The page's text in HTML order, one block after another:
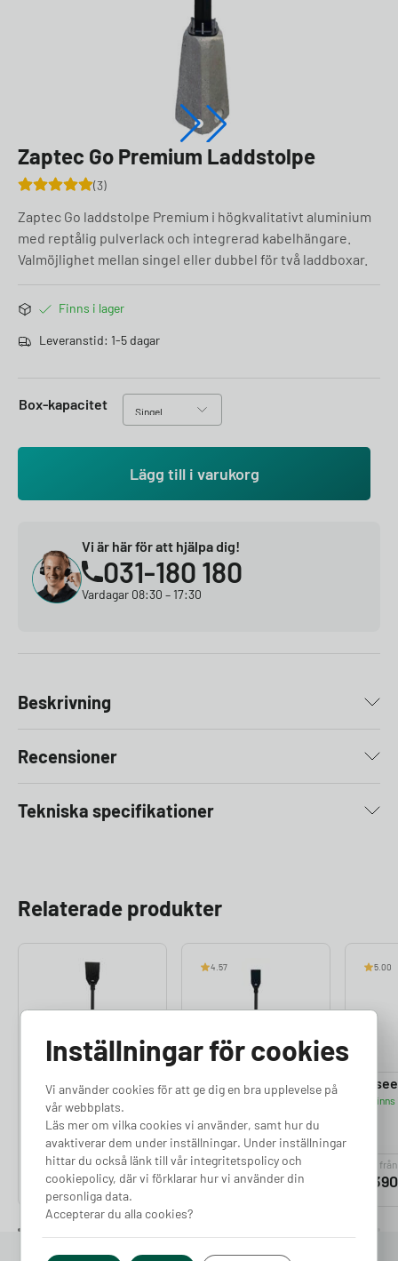
Zaptec Go Premium Laddstolpe
3
Zaptec Go laddstolpe Premium i högkvalitativt aluminium
med reptålig pulverlack och integrerad kabelhängare.
Valmöjlighet mellan singel eller dubbel för två laddboxar.
Finns i lager
Leveranstid: 1-5 dagar
Box-kapacitet
Lägg till i varukorg
Vi är här för att hjälpa dig!
031-180 180
Vardagar 08:30 – 17:30
Beskrivning
Recensioner
Tekniska specifikationer
Relaterade produkter
NexBlue Edge 2
Laddstolpe
Finns i lager
Pris från
3 390kr
4.57
Zaptec Go
Finns i lager
Pris från
3 390kr
5.00
Pris från
3
Inställningar för cookies
Vi använder cookies för att ge dig en bra upplevelse på
vår webbplats.
Läs mer om vilka cookies vi använder, samt hur du
avaktiverar dem under inställningar. Under inställningar
hittar du också länk till vår integritetspolicy och
cookiepolicy, där vi förklarar hur vi använder din
personliga data.
Accepterar du alla cookies?